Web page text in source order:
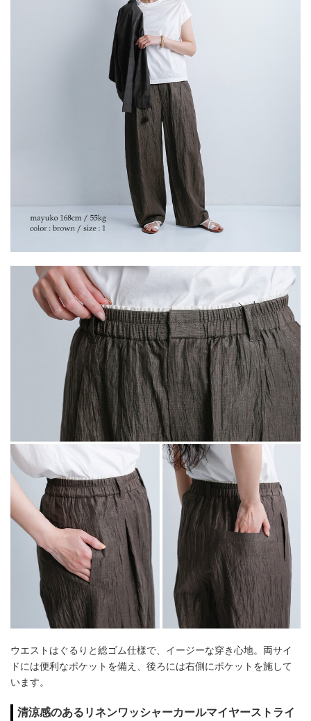
ウエストはぐるりと総ゴム仕様で、イージーな穿き心地。両サイ
ドには便利なポケットを備え、後ろには右側にポケットを施して
います。
清涼感のあるリネンワッシャーカールマイヤーストライ